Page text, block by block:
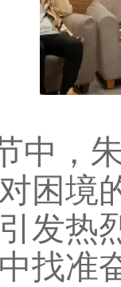
中，
困境
发热
找准